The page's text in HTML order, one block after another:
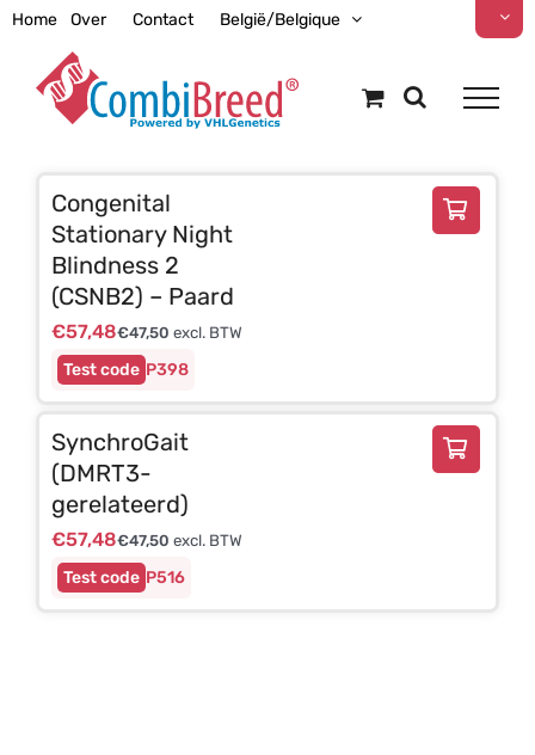
Ga
inhoud
Home Over Contact België/Belgique
P398
Congenital
Stationary Night
Blindness 2
(CSNB2) – Paard
€57,48€47,50 excl. BTW
P516
SynchroGait
(DMRT3-
gerelateerd)
€57,48€47,50 excl. BTW